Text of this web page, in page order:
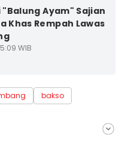
Ayam" Sajian
Khas Rempah Lawas
WIB
bakso